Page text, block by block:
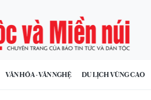
VĂN HÓA - VĂN NGHỆ DU LỊCH VÙNG CAO